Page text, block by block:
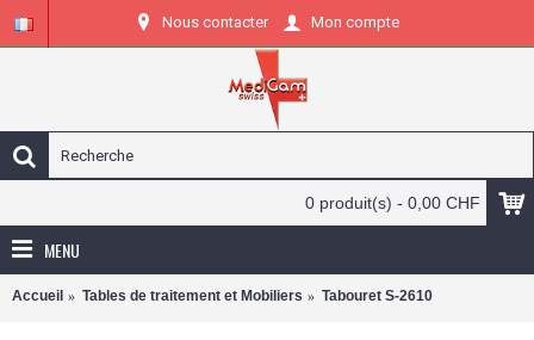
Nous contacter Mon compte
0 produit(s) - 0,00 CHF
MENU
Accueil Tables de traitement et Mobiliers Tabouret S-2610